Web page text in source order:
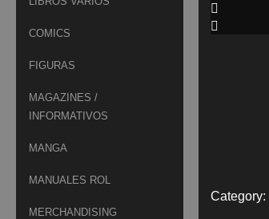
COMICS
FIGURAS
MAGAZINES /
INFORMATIVOS
MANGA
MANUALES ROL
MERCHANDISING
Category: